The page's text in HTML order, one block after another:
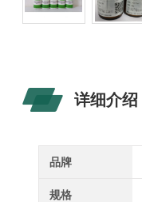
详细介绍
品牌
规格